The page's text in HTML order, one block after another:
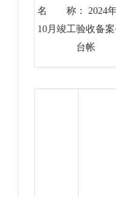
名 称： 2024年
10月竣工验收备
台帐